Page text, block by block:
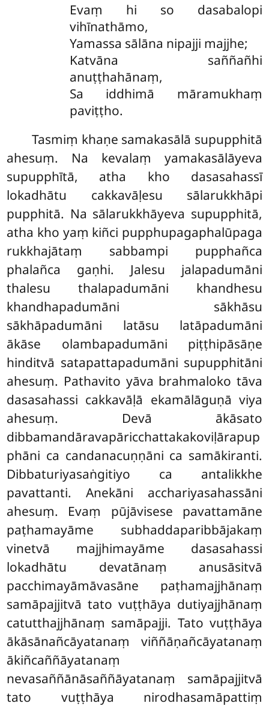
Evaṃ hi so dasabalopi
vihīnathāmo,
Yamassa sālāna nipajji majjhe;
Katvāna saññañhi
anuṭṭhahānaṃ,
Sa iddhimā māramukhaṃ
paviṭṭho.
Tasmiṃ khaṇe samakasālā supupphitā
ahesuṃ. Na kevalaṃ yamakasālāyeva
supupphītā, atha kho dasasahassī
lokadhātu cakkavāḷesu sālarukkhāpi
pupphitā. Na sālarukkhāyeva supupphitā,
atha kho yaṃ kiñci pupphupagaphalūpaga
rukkhajātaṃ sabbampi pupphañca
phalañca gaṇhi. Jalesu jalapadumāni
thalesu thalapadumāni khandhesu
khandhapadumāni sākhāsu
sākhāpadumāni latāsu latāpadumāni
ākāse olambapadumāni piṭṭhipāsāṇe
hinditvā satapattapadumāni supupphitāni
ahesuṃ. Pathavito yāva brahmaloko tāva
dasasahassi cakkavāḷā ekamālāguṇā viya
ahesuṃ. Devā ākāsato
dibbamandāravapāricchattakakoviḷārapup
phāni ca candanacuṇṇāni ca samākiranti.
Dibbaturiyasaṅgitiyo ca antalikkhe
pavattanti. Anekāni acchariyasahassāni
ahesuṃ. Evaṃ pūjāvisese pavattamāne
paṭhamayāme subhaddaparibbājakaṃ
vinetvā majjhimayāme dasasahassi
lokadhātu devatānaṃ anusāsitvā
pacchimayāmāvasāne paṭhamajjhānaṃ
samāpajjitvā tato vuṭṭhāya dutiyajjhānaṃ
catutthajjhānaṃ samāpajji. Tato vuṭṭhāya
ākāsānañcāyatanaṃ viññāṇañcāyatanaṃ
ākiñcaññāyatanaṃ
nevasaññānāsaññāyatanaṃ samāpajjitvā
tato vuṭṭhāya nirodhasamāpattiṃ